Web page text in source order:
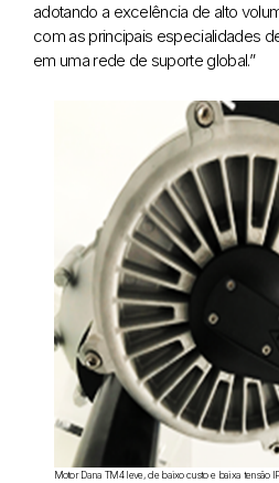
adotando a excelência de alto
com as principais especialidades
em uma rede de suporte global.”
Motor Dana TM4 leve, de baixo custo e baixa